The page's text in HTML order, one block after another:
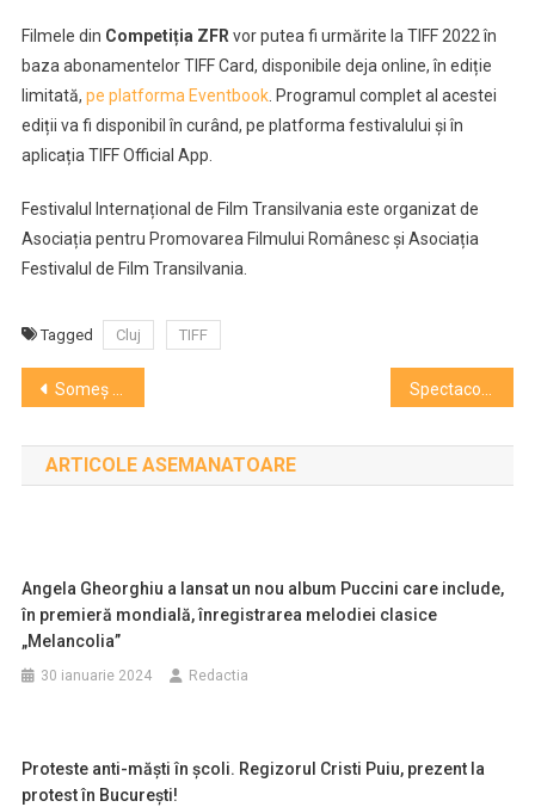
Filmele din Competiția ZFRvor putea fi urmărite la TIFF 2022 în
baza abonamentelor TIFF Card, disponibile deja online, în ediție
limitată, pe platforma Eventbook. Programul complet al acestei
ediții va fi disponibil în curând, pe platforma festivalului și în
aplicația TIFF Official App.
Festivalul Internațional de Film Transilvania este organizat de
Asociația pentru Promovarea Filmului Românesc și Asociația
Festivalul de Film Transilvania.
Tagged Cluj TIFF
Navigare
în
articole
Someș Delivery ajunge pentru o primă ediție în Apahida Spectacole caritabile la Teatrul „Puck”: „Artiști români pentru artiști ucraineni”
ARTICOLE ASEMANATOARE
Angela Gheorghiu a lansat un nou album Puccini care include,
în premieră mondială, înregistrarea melodiei clasice
„Melancolia”
30 ianuarie 2024 Redactia
Proteste anti-măști în școli. Regizorul Cristi Puiu, prezent la
protest în București!